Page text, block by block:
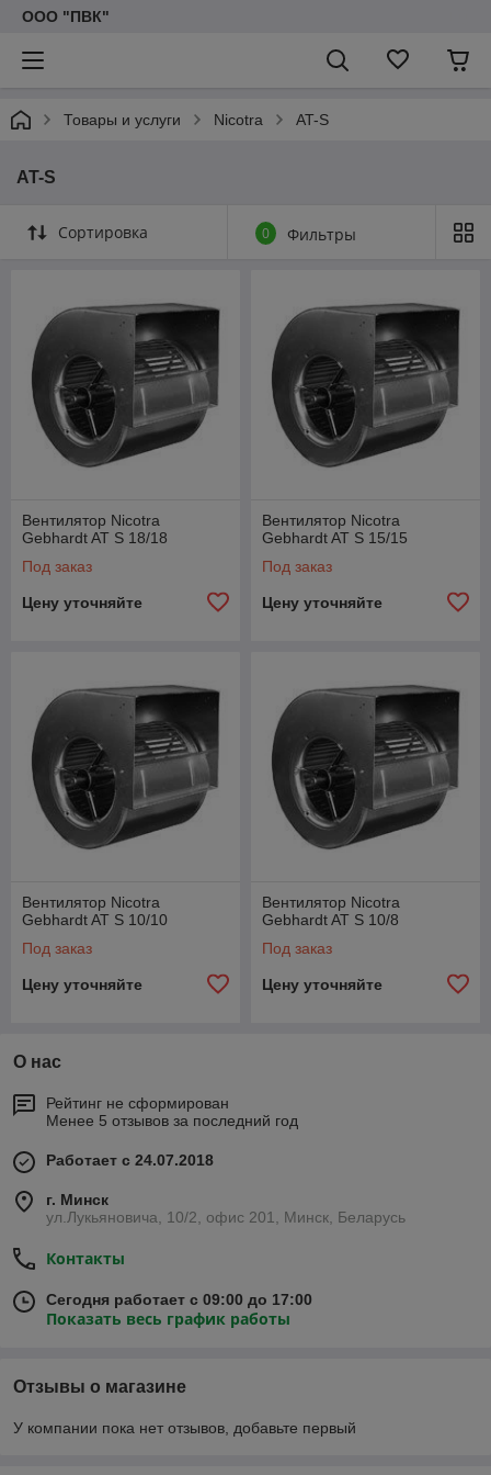
ООО "ПВК"
Товары и услуги Nicotra AT-S
AT-S
Сортировка 0 Фильтры
Вентилятор Nicotra
Gebhardt AT S 18/18
Под заказ
Цену уточняйте
Вентилятор Nicotra
Gebhardt AT S 15/15
Под заказ
Цену уточняйте
Вентилятор Nicotra
Gebhardt AT S 10/10
Под заказ
Цену уточняйте
Вентилятор Nicotra
Gebhardt AT S 10/8
Под заказ
Цену уточняйте
О нас
Рейтинг не сформирован
Менее 5 отзывов за последний год
Работает с 24.07.2018
г. Минск
ул.Лукьяновича, 10/2, офис 201, Минск, Беларусь
Контакты
Сегодня работает с 09:00 до 17:00
Показать весь график работы
Отзывы о магазине
У компании пока нет отзывов, добавьте первый